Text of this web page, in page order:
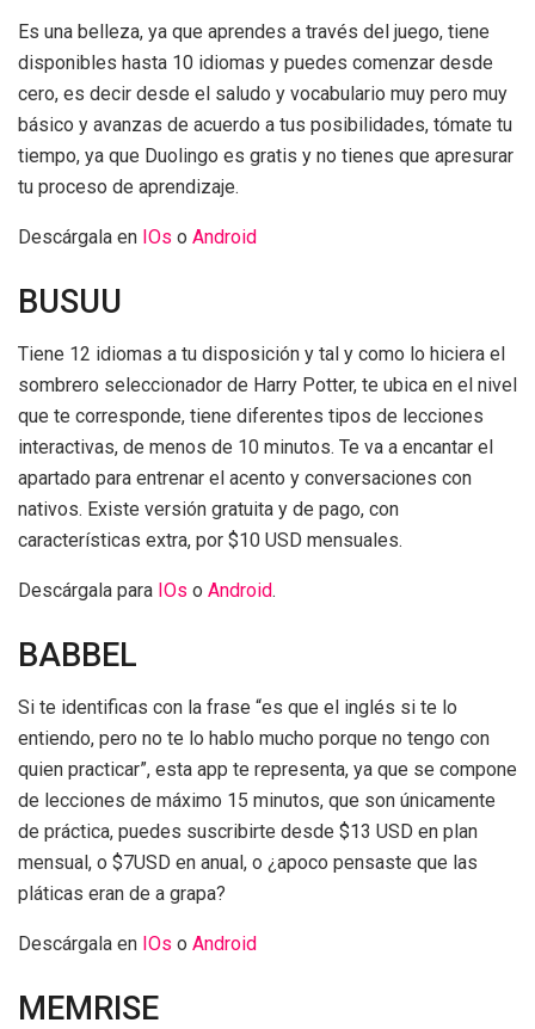
Es una belleza, ya que aprendes a través del juego, tiene
disponibles hasta 10 idiomas y puedes comenzar desde
cero, es decir desde el saludo y vocabulario muy pero muy
básico y avanzas de acuerdo a tus posibilidades, tómate tu
tiempo, ya que Duolingo es gratis y no tienes que apresurar
tu proceso de aprendizaje.
Descárgala en IOs o Android
BUSUU
Tiene 12 idiomas a tu disposición y tal y como lo hiciera el
sombrero seleccionador de Harry Potter, te ubica en el nivel
que te corresponde, tiene diferentes tipos de lecciones
interactivas, de menos de 10 minutos. Te va a encantar el
apartado para entrenar el acento y conversaciones con
nativos. Existe versión gratuita y de pago, con
características extra, por $10 USD mensuales.
Descárgala para IOs o Android.
BABBEL
Si te identificas con la frase “es que el inglés si te lo
entiendo, pero no te lo hablo mucho porque no tengo con
quien practicar”, esta app te representa, ya que se compone
de lecciones de máximo 15 minutos, que son únicamente
de práctica, puedes suscribirte desde $13 USD en plan
mensual, o $7USD en anual, o ¿apoco pensaste que las
pláticas eran de a grapa?
Descárgala en IOs o Android
MEMRISE